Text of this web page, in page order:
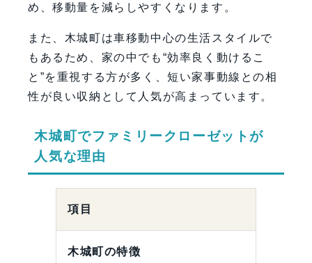
め、移動量を減らしやすくなります。
また、木城町は車移動中心の生活スタイルで
もあるため、家の中でも“効率良く動けるこ
と”を重視する方が多く、短い家事動線との相
性が良い収納として人気が高まっています。
木城町でファミリークローゼットが
人気な理由
項目
木城町の特徴